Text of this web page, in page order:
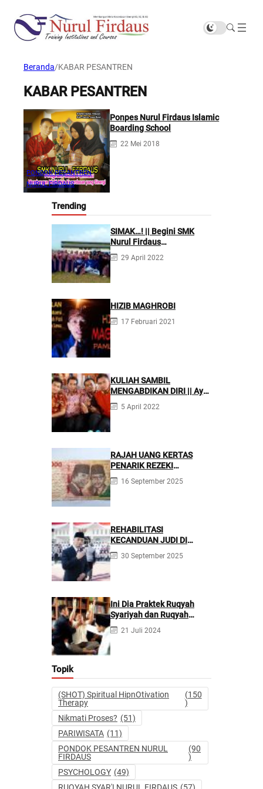
Beranda/KABAR PESANTREN
KABAR PESANTREN
PONDOK PESANTREN
NURUL FIRDAUS
Ponpes Nurul Firdaus Islamic
Boarding School
22 Mei 2018
Trending
SIMAK…! || Begini SMK
Nurul Firdaus
Mengarahkan Siswanya
agar Menjadi Asisten
29 April 2022
HIZIB MAGHROBI
17 Februari 2021
KULIAH SAMBIL
MENGABDIKAN DIRI || Ayo
Mondok di Pesantren
Nurul Firdaus
5 April 2022
RAJAH UANG KERTAS
PENARIK REZEKI
BERLIMPAH
16 September 2025
REHABILITASI
KECANDUAN JUDI DI
PONPES NURUL FIRDAUS ||
Kecanduan Judi
30 September 2025
Ini Dia Praktek Ruqyah
Syariyah dan Ruqyah
Syetan Menurut Dr Gumilar
21 Juli 2024
Topik
(SHOT) Spiritual HipnOtivation
Therapy
(150
)
Nikmati Proses? (51)
PARIWISATA (11)
PONDOK PESANTREN NURUL
FIRDAUS
(90
)
PSYCHOLOGY (49)